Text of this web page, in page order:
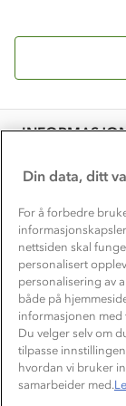
Våre butikker
Bedrift,
Presse
OM OSS
Samarbeide
TIPS OG RÅD
Store
Turmat
Beredskap
AKTIVITETER
Norgesferie
Få
Overnatte
Leirskole 🥾
Tips til hyttetur
Din data, ditt
For å forbedre
nettsiden skal
personalisert
personalisering av
både på
informasjonen med
Du velger selv om
tilpasse
hvordan vi bruker
samarbeider med.